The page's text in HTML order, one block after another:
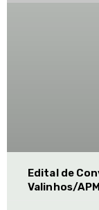
Edital de
Valinhos/